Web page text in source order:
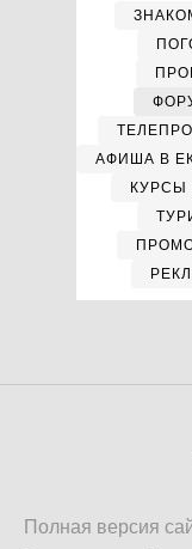
АФИША В
КУРСЫ
Полная версия